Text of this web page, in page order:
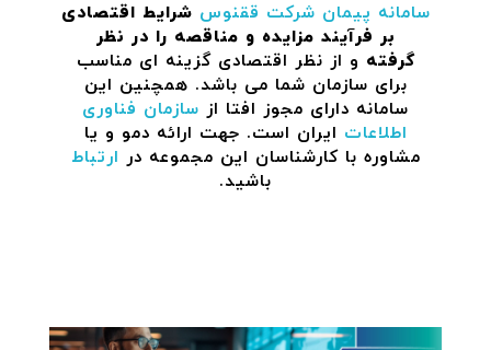
سامانه پیمان شرکت ققنوس شرایط اقتصادی
بر فرآیند مزایده و مناقصه را در نظر
گرفته و از نظر اقتصادی گزینه ای مناسب
برای سازمان شما می باشد. همچنین این
سامانه دارای مجوز افتا از سازمان فناوری
اطلاعات ایران است. جهت ارائه دمو و یا
مشاوره با کارشناسان این مجموعه در ارتباط
باشید.